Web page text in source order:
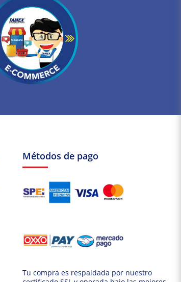
Métodos de pago
Tu compra es respaldada por nuestro